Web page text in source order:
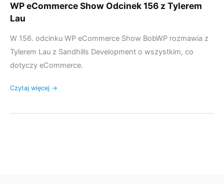
WP eCommerce Show Odcinek 156 z Tylerem
Lau
W 156. odcinku WP eCommerce Show BobWP rozmawia z
Tylerem Lau z Sandhills Development o wszystkim, co
dotyczy eCommerce.
Czytaj więcej →